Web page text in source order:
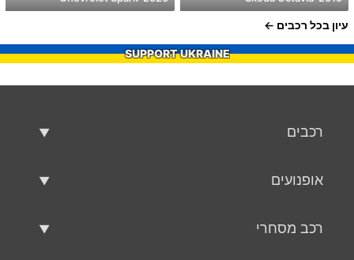
עיון בכל רכבים
SUPPORT UKRAINE
רכבים
אופנועים
רכב מסחרי